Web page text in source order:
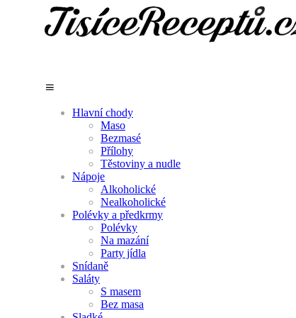
Hlavní chody
Maso
Bezmasé
Přílohy
Těstoviny a nudle
Nápoje
Alkoholické
Nealkoholické
Polévky a předkrmy
Polévky
Na mazání
Party jídla
Snídaně
Saláty
S masem
Bez masa